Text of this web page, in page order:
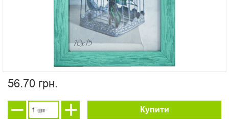
56.70 грн.
Купити